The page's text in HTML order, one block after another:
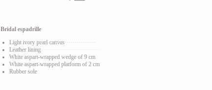
Bridal espadrille
Light ivory pearl canvas
Leather lining
White aspart-wrapped wedge of 9 cm
White aspart-wrapped platform of 2 cm
Rubber sole